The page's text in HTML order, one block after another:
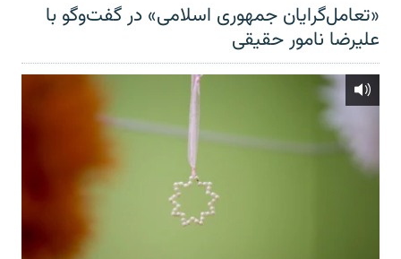
«تعامل‌گرایان جمهوری اسلامی» در گفت‌وگو با
علیرضا نامور حقیقی